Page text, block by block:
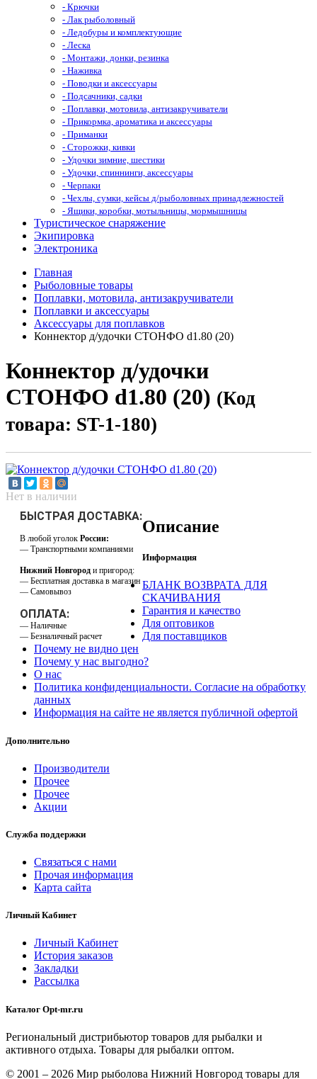
- Крючки
- Лак рыболовный
- Ледобуры и комплектующие
- Леска
- Монтажи, донки, резинка
- Наживка
- Поводки и аксессуары
- Подсачники, садки
- Поплавки, мотовила, антизакручиватели
- Прикормка, ароматика и аксессуары
- Приманки
- Сторожки, кивки
- Удочки зимние, шестики
- Удочки, спиннинги, аксессуары
- Черпаки
- Чехлы, сумки, кейсы д/рыболовных принадлежностей
- Ящики, коробки, мотыльницы, мормышницы
Туристическое снаряжение
Экипировка
Электроника
Главная
Рыболовные товары
Поплавки, мотовила, антизакручиватели
Поплавки и аксессуары
Аксессуары для поплавков
Коннектор д/удочки СТОНФО d1.80 (20)
Коннектор д/удочки
СТОНФО d1.80 (20) (Код
товара: ST-1-180)
Нет в наличии
БЫСТРАЯ ДОСТАВКА:
В любой уголок России:
— Транспортными компаниями
Нижний Новгород и пригород:
— Бесплатная доставка в магазин
— Самовывоз
ОПЛАТА:
— Наличные
— Безналичный расчет
Описание
Информация
БЛАНК ВОЗВРАТА ДЛЯ
СКАЧИВАНИЯ
Гарантия и качество
Для оптовиков
Для поставщиков
Почему не видно цен
Почему у нас выгодно?
О нас
Политика конфиденциальности. Согласие на обработку
данных
Информация на сайте не является публичной офертой
Дополнительно
Производители
Прочее
Прочее
Акции
Служба поддержки
Связаться с нами
Прочая информация
Карта сайта
Личный Кабинет
Личный Кабинет
История заказов
Закладки
Рассылка
Каталог Opt-mr.ru
Региональный дистрибьютор товаров для рыбалки и
активного отдыха. Товары для рыбалки оптом.
© 2001 – 2026 Мир рыболова Нижний Новгород товары для